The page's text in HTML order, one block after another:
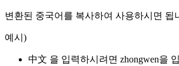
변환된 중국어를 복사하여 사용하시면 됩
예시)
中文 을 입력하시려면 zhongwen을